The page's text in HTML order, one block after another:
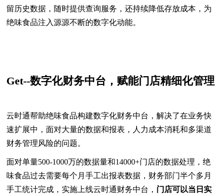
留历史数据，随时提供查询服务，还持续降低存放成本，为
绝味食品注入源源不断的数字化动能。
Get--数字化财务中台，赋能门店精细化管理
云时通帮助绝味食品构建数字化财务中台，解决了在业务快
速扩展中，面对大量的数据和报表，人力成本消耗和多渠道
财务管理风险的问题。
面对单量500-1000万的数据量和14000+门店的数据处理，绝
味食品过去需要每个月手工出报表数据，财务部门半个多月
手工统计完成，实施上线云时通财务中台， 门店可以当日实